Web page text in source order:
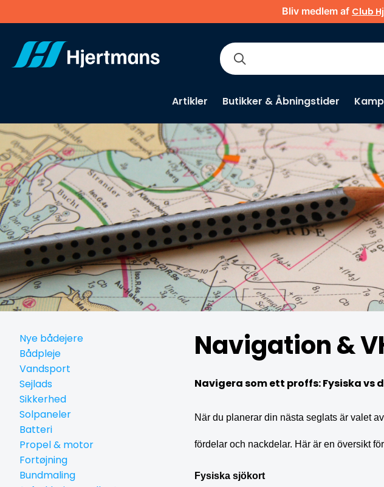
Bliv medlem af Club
Artikler Butikker & Åbningstider
Nye bådejere
Bådpleje
Vandsport
Sejlads
Sikkerhed
Solpaneler
Batteri
Propel & motor
Fortøjning
Bundmaling
Navigation &
Navigera som ett proffs: Fysiska vs
När du planerar din nästa seglats är valet
fördelar och nackdelar. Här är en översikt
Fysiska sjökort